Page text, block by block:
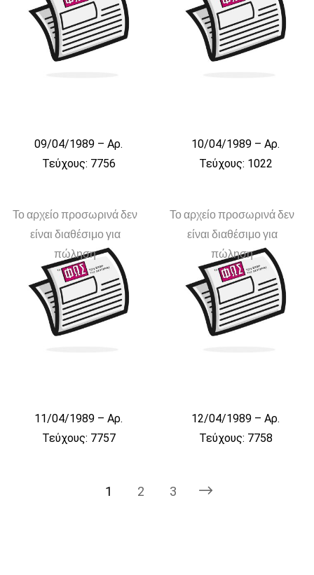
09/04/1989 – Αρ.
Τεύχους: 7756
10/04/1989 – Αρ.
Τεύχους: 1022
Το αρχείο προσωρινά δεν
είναι διαθέσιμο για
πώληση
11/04/1989 – Αρ.
Τεύχους: 7757
Το αρχείο προσωρινά δεν
είναι διαθέσιμο για
πώληση
12/04/1989 – Αρ.
Τεύχους: 7758
1 2 3